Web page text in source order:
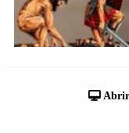
Abrir